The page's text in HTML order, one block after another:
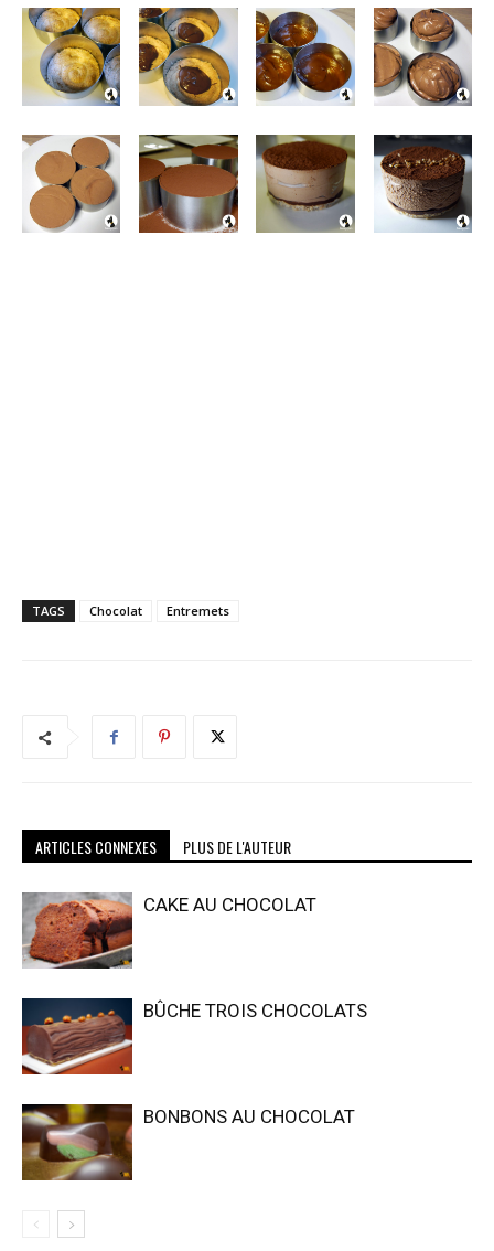
TAGS Chocolat Entremets
ARTICLES CONNEXES PLUS DE L'AUTEUR
CAKE AU CHOCOLAT
BÛCHE TROIS CHOCOLATS
BONBONS AU CHOCOLAT